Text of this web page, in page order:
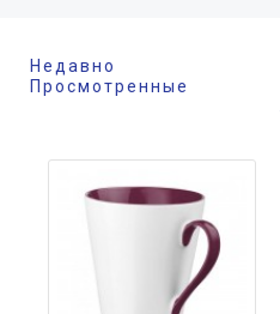
Недавно
Просмотренные